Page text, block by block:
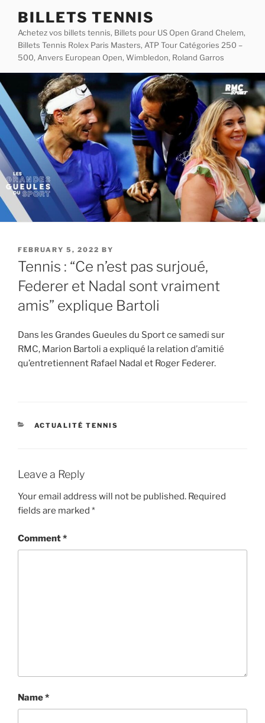
content
BILLETS TENNIS
Achetez vos billets tennis, Billets pour US Open Grand Chelem,
Billets Tennis Rolex Paris Masters, ATP Tour Catégories 250 –
500, Anvers European Open, Wimbledon, Roland Garros
POSTED
ON
FEBRUARY 5, 2022 BY
Tennis : “Ce n’est pas surjoué,
Federer et Nadal sont vraiment
amis” explique Bartoli
Dans les Grandes Gueules du Sport ce samedi sur
RMC, Marion Bartoli a expliqué la relation d’amitié
qu’entretiennent Rafael Nadal et Roger Federer.
CATEGORIES
ACTUALITÉ TENNIS
Leave a Reply
Your email address will not be published. Required
fields are marked *
Comment*
Name*